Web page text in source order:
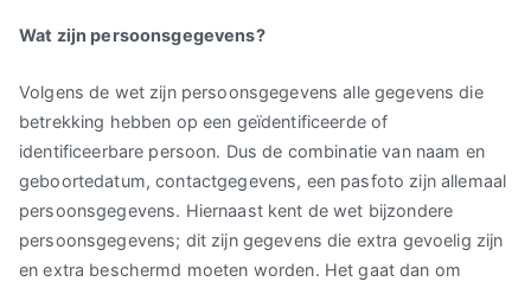
Wat zijn persoonsgegevens?
Volgens de wet zijn persoonsgegevens alle gegevens die
betrekking hebben op een geïdentificeerde of
identificeerbare persoon. Dus de combinatie van naam en
geboortedatum, contactgegevens, een pasfoto zijn allemaal
persoonsgegevens. Hiernaast kent de wet bijzondere
persoonsgegevens; dit zijn gegevens die extra gevoelig zijn
en extra beschermd moeten worden. Het gaat dan om